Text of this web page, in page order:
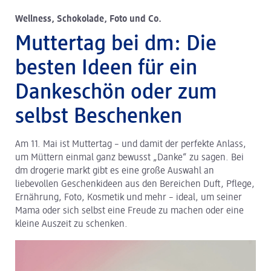
dm Markt
dm friseurstudio
dm kosmetikstudio
Verantwortung
Lehre bei dm
Arbeiten bei dm
dm Logistik
dm Online Shop
PAYBACK
Wellness, Schokolade, Foto und Co.
Muttertag bei dm: Die
besten Ideen für ein
Dankeschön oder zum
selbst Beschenken
Am 11. Mai ist Muttertag – und damit der perfekte Anlass,
um Müttern einmal ganz bewusst „Danke“ zu sagen. Bei
dm drogerie markt gibt es eine große Auswahl an
liebevollen Geschenkideen aus den Bereichen Duft, Pflege,
Ernährung, Foto, Kosmetik und mehr – ideal, um seiner
Mama oder sich selbst eine Freude zu machen oder eine
kleine Auszeit zu schenken.